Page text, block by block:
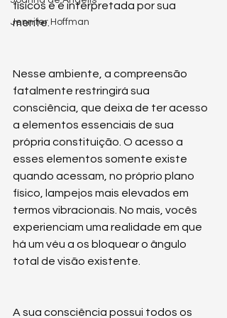
Jennifer Hoffman
físicos e é interpretada por sua
mente.
Nesse ambiente, a compreensão
fatalmente restringirá sua
consciência, que deixa de ter acesso
a elementos essenciais de sua
própria constituição. O acesso a
esses elementos somente existe
quando acessam, no próprio plano
físico, lampejos mais elevados em
termos vibracionais. No mais, vocês
experienciam uma realidade em que
há um véu a os bloquear o ângulo
total de visão existente.
A sua consciência possui todos os